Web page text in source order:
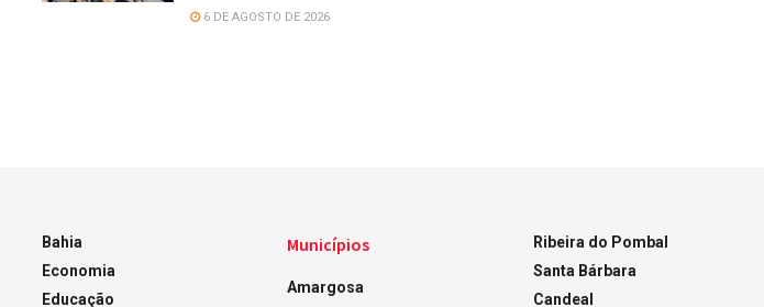
6 DE AGOSTO DE 2026
Bahia
Economia
Educação
Municípios
Amargosa
Ribeira do Pombal
Santa Bárbara
Candeal